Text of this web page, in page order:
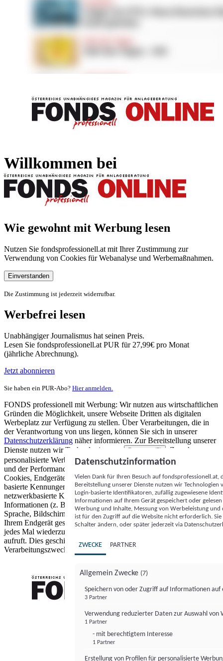
Willkommen bei
Wie gewohnt mit Werbung lesen
Nutzen Sie fondsprofessionell.at mit Ihrer Zustimmung zur
Verwendung von Cookies für Webanalyse und Werbemaßnahmen.
Einverstanden
Die Zustimmung ist jederzeit widerrufbar.
Werbefrei lesen
Unabhängiger Journalismus hat seinen Preis.
Lesen Sie fondsprofessionell.at PUR für 27,99€ pro Monat
(jährliche Abrechnung).
Jetzt abonnieren
Sie haben ein PUR-Abo? Hier anmelden.
FONDS professionell mit Werbung: Wir nutzen aus wirtschaftlichen
Gründen die Möglichkeit, unsere Webseite Dritten als digitalen
Werbeplatz zur Verfügung zu stellen. Über Verarbeitungen, die in
der Verantwortung von uns liegen, können Sie sich in unserer
Datenschutzerklärung näher informieren. Zur Bereitstellung unserer
Dienste nutzen wir Technologien von
Partnern (5)
. Zwecke:
personalisierte Werbung und Inhalte, Messung von Werbeleistung
und der Performance von Inhalten sowie Zielgruppenforschung.
Cookies, Endgeräte- oder ähnliche Online-Kennungen (z. B. login-
basierte Kennungen, zufällig generierte Kennungen,
netzwerkbasierte Kennungen) können zusammen mit anderen
Informationen (z. B. Browsertyp und Browserinformationen,
Sprache, Bildschirmgröße, unterstützte Technologien usw.) auf
Ihrem Endgerät gespeichert oder von dort ausgelesen werden, um es
jedes Mal wiederzuerkennen, wenn es eine App oder einer Webseite
aufruft. Dies geschieht für einen oder mehrere der hier aufgeführten
Verarbeitungszwecke.
Datenschutzinformation
Vielen Dank für Ihren Besuch auf
Bereitstellung unserer Dienste nutzen wir Technologien
Login-basierte Identifikatoren, zufällig zugewiesene
Informationen auf Ihrem Gerät gespeichert oder
Werbung und Inhalte, Messung von Werbeleistung
ist für den Zugriff auf die Website nicht erforderlich.
Schalter ändern, oder später jederzeit via
ZWECKE PARTNER
Allgemein Zwecke (7)
Speichern von oder Zugriff auf Informationen auf
3 Partner
Verwendung reduzierter Daten zur Auswahl von
1 Partner
- mit berechtigtem Interesse
1 Partner
Erstellung von Profilen für personalisierte
FONDS professionell